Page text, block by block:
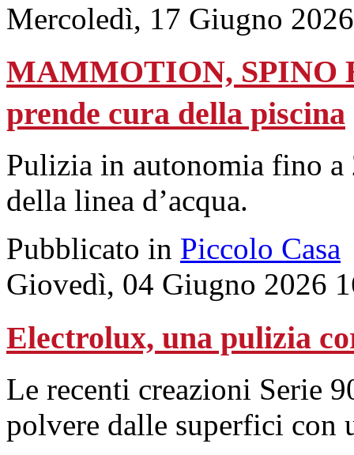
Mercoledì, 17 Giugno
MAMMOTION, SPINO
prende cura della piscina
Pulizia in autonomia fino a
della linea d’acqua.
Pubblicato in Piccolo Casa
Giovedì, 04 Giugno 2026
Electrolux, una pulizia
Le recenti creazioni Serie
polvere dalle superfici con